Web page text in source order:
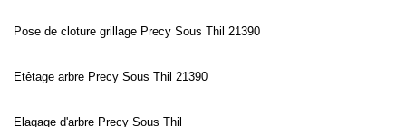
Pose de cloture grillage Precy Sous Thil 21390
Etêtage arbre Precy Sous Thil 21390
Elagage d'arbre Precy Sous Thil